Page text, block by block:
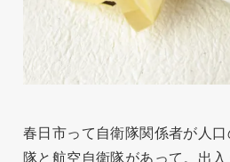
春日市って自衛隊関係者が人
隊と航空自衛隊があって。出